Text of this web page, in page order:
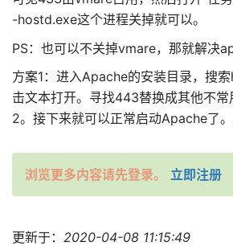
-hostd.exe这个进程关掉就可以。
PS：也可以不关掉vmare，那就解决
方案1：进入Apache的安装目录，搜
击文本打开。寻找443替换成其他不
2。接下来就可以正常启动Apache了
浏览更多内容请先登录。 立即注册
更新于： 2020-04-08 11:15:49